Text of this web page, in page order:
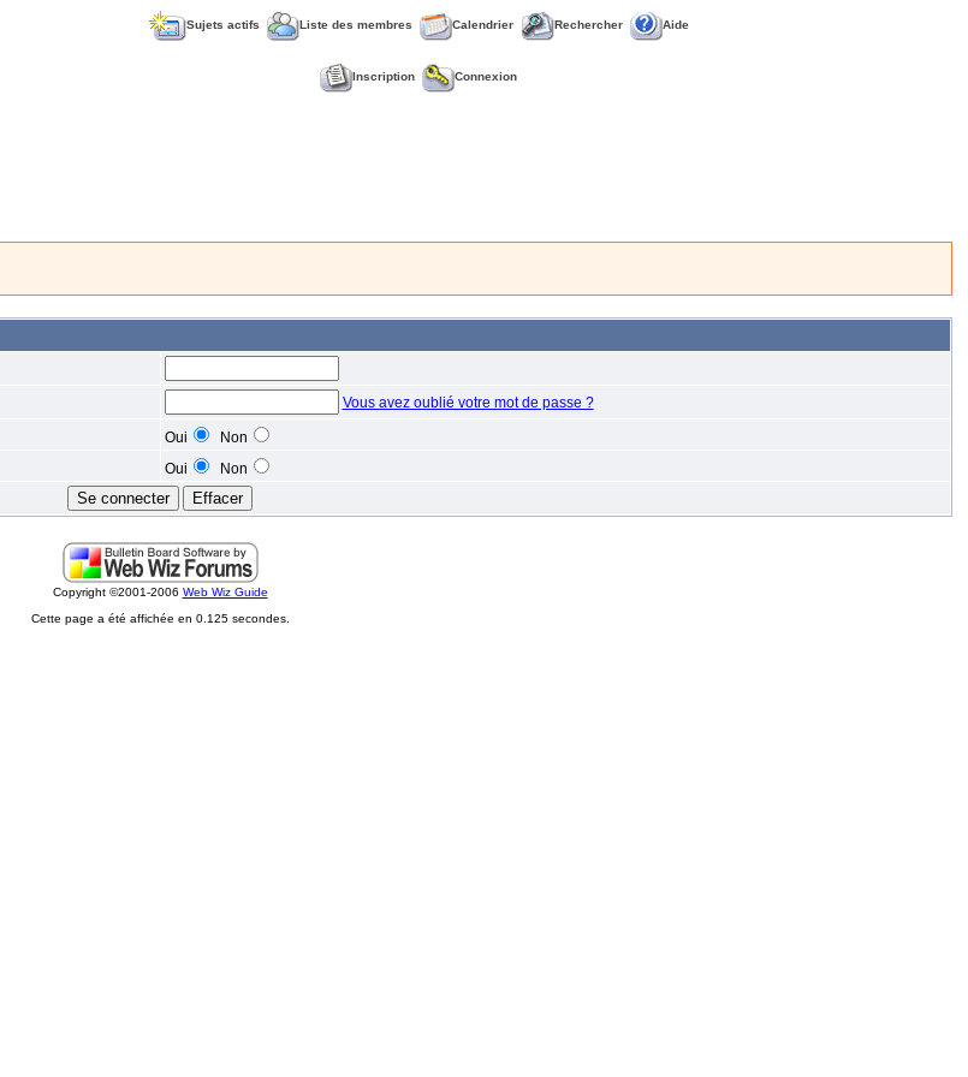
Sujets actifs Liste des membres Calendrier Rechercher Aide
Inscription Connexion
Vous avez oublié votre mot de passe ?
Oui
Non
Oui Non
Copyright ©2001-2006 Web Wiz Guide
Cette page a été affichée en 0.125 secondes.